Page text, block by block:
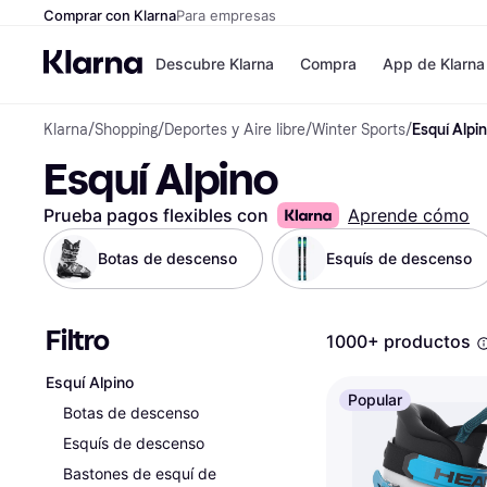
Comprar con KlarnaPara empresas
Descubre Klarna
Formas de
Paga en 3 plazos
Paga en 30 días
Financiación
Klarna en Apple
Compra
Tiendas
Zalando Prive
Zara
JD Sports
Directorio de
App de Klarna
Klarna/Shopping/Deportes y Aire libre/Winter Sports/Esquí
Esquí Alpino
Prueba pagos flexibles con Aprende cómo
Botas de descenso Esquís de descenso
Filtro
Esquí Alpino
Botas de descenso
Esquís de descenso
Bastones de esquí de
1000+ productos
Popular